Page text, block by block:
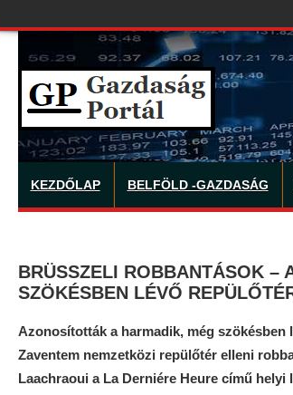
KEZDŐLAP BELFÖLD -GAZDASÁG
BRÜSSZELI ROBBANTÁSOK –
SZÖKÉSBEN LÉVŐ
Azonosították a harmadik, még
Zaventem nemzetközi repülőtér elleni
Laachraoui a La Derniére Heure című